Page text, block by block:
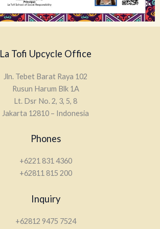
La Tofi Upcycle Office
Jln. Tebet Barat Raya 102
Rusun Harum Blk 1A
Lt. Dsr No. 2, 3, 5, 8
Jakarta 12810 – Indonesia
Phones
+6221 831 4360
+62811 815 200
Inquiry
+62812 9475 7524